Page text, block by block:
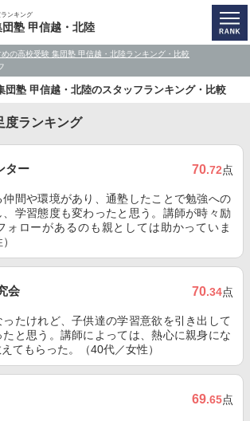
ンキング
塾 甲信越・北陸
めの高校受験 集団塾 甲信越・北陸ランキング・比較
団塾 甲信越・北陸のスタッフランキング・比較
度ランキング
ター 70.72点
仲間や環境があり、通塾したことで勉強への
学習態度も変わったと思う。講師が時々励
ォローがあるのも親としては助かっていま
会 70.34点
たけれど、子供達の学習意欲を引き出して
たと思う。講師によっては、熱心に親身にな
てもらった。（40代／女性）
69.65点